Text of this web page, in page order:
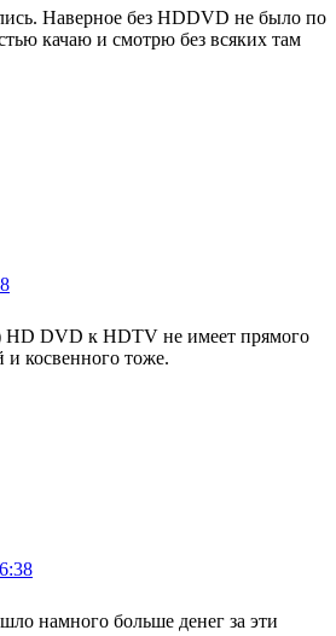
Наверное без HDDVD не было по
качаю и смотрю без всяких там
HD DVD к HDTV не имеет прямого
косвенного тоже.
намного больше денег за эти